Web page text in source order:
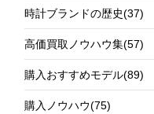
時計ブランドの歴史(37)
高価買取ノウハウ集(57)
購入おすすめモデル(89)
購入ノウハウ(75)